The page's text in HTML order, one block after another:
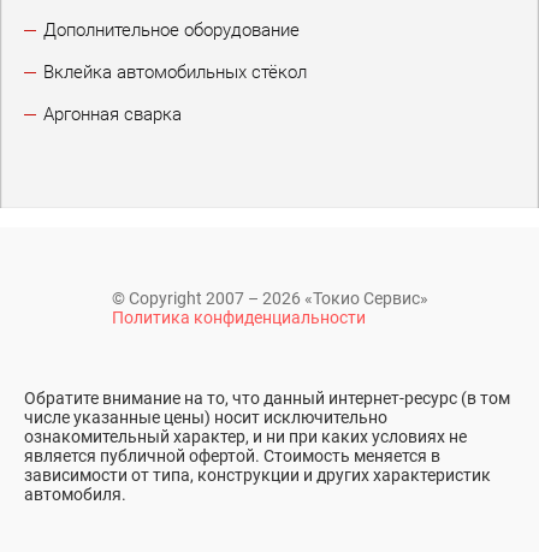
Дополнительное оборудование
Вклейка автомобильных стёкол
Аргонная сварка
© Copyright 2007 – 2026 «Токио Сервис»
Политика конфиденциальности
Обратите внимание на то, что данный интернет-ресурс (в том
числе указанные цены) носит исключительно
ознакомительный характер, и ни при каких условиях не
является публичной офертой. Стоимость меняется в
зависимости от типа, конструкции и других характеристик
автомобиля.